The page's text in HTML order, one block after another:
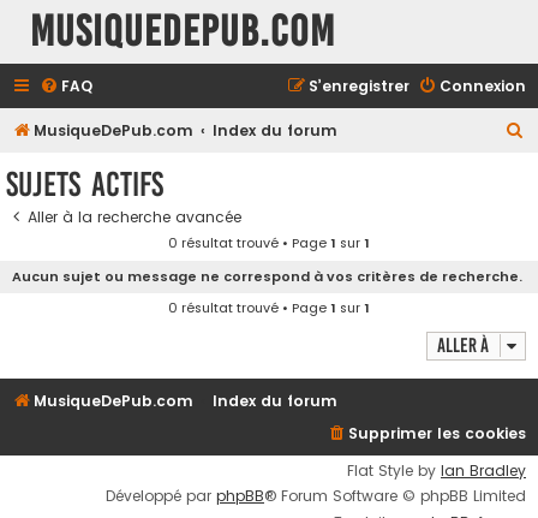
MusiqueDePub.com
FAQ Connexion
S’enregistrer
MusiqueDePub.com Index du forum
e
Sujets actifs
Aller à la recherche avancée
0 résultat trouvé • Page1 sur1
Aucun sujet ou message ne correspond à vos critères de recherche.
0 résultat trouvé • Page1 sur1
Aller à
MusiqueDePub.com
Index du forum
Supprimer les cookies
Flat Style by Ian Bradley
Développé par phpBB® Forum Software © phpBB Limited